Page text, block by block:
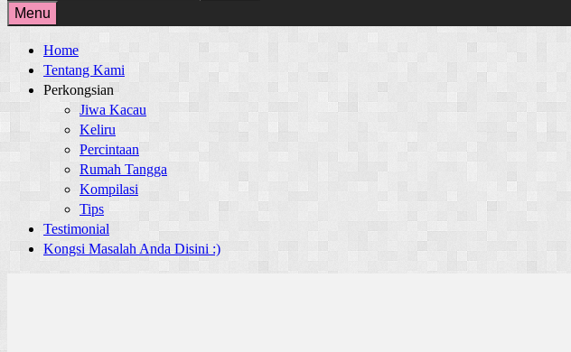
for:
Menu
Home
Tentang Kami
Perkongsian
Jiwa Kacau
Keliru
Percintaan
Rumah Tangga
Kompilasi
Tips
Testimonial
Kongsi Masalah Anda Disini :)